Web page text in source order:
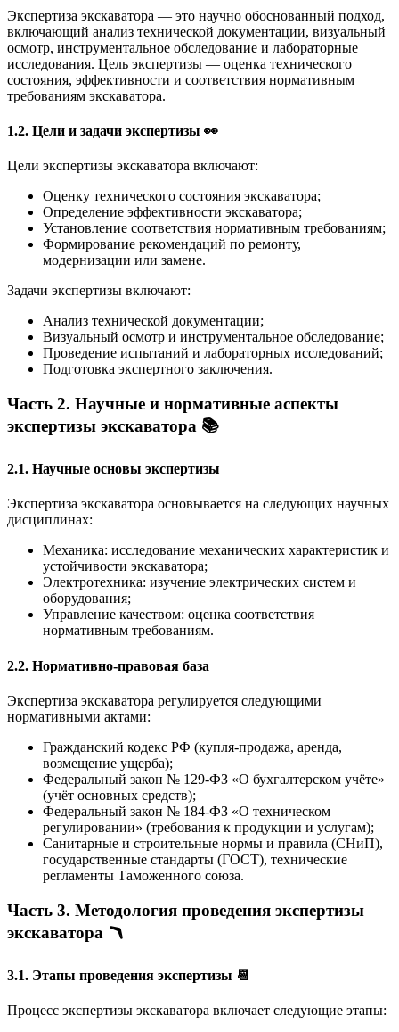
Экспертиза экскаватора — это научно обоснованный подход,
включающий анализ технической документации, визуальный
осмотр, инструментальное обследование и лабораторные
исследования. Цель экспертизы — оценка технического
состояния, эффективности и соответствия нормативным
требованиям экскаватора.
1.2. Цели и задачи экспертизы 👀
Цели экспертизы экскаватора включают:
Оценку технического состояния экскаватора;
Определение эффективности экскаватора;
Установление соответствия нормативным требованиям;
Формирование рекомендаций по ремонту,
модернизации или замене.
Задачи экспертизы включают:
Анализ технической документации;
Визуальный осмотр и инструментальное обследование;
Проведение испытаний и лабораторных исследований;
Подготовка экспертного заключения.
Часть 2. Научные и нормативные аспекты
экспертизы экскаватора 📚
2.1. Научные основы экспертизы
Экспертиза экскаватора основывается на следующих научных
дисциплинах:
Механика: исследование механических характеристик и
устойчивости экскаватора;
Электротехника: изучение электрических систем и
оборудования;
Управление качеством: оценка соответствия
нормативным требованиям.
2.2. Нормативно-правовая база
Экспертиза экскаватора регулируется следующими
нормативными актами:
Гражданский кодекс РФ (купля-продажа, аренда,
возмещение ущерба);
Федеральный закон № 129-ФЗ «О бухгалтерском учёте»
(учёт основных средств);
Федеральный закон № 184-ФЗ «О техническом
регулировании» (требования к продукции и услугам);
Санитарные и строительные нормы и правила (СНиП),
государственные стандарты (ГОСТ), технические
регламенты Таможенного союза.
Часть 3. Методология проведения экспертизы
экскаватора 🪃
3.1. Этапы проведения экспертизы 📆
Процесс экспертизы экскаватора включает следующие этапы: